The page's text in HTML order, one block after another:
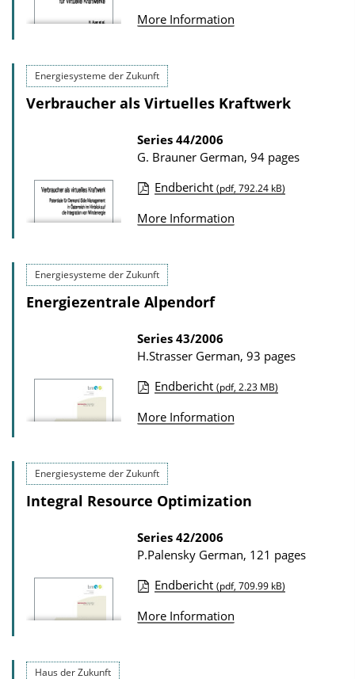
D
w
n
o
a
d
u
l
i
a
t
i
n
o
w
l
o
a
s
More Information
Energiesysteme der Zukunft
Verbraucher als Virtuelles Kraftwerk
Series 44/2006
G. Brauner German, 94 pages
u
l
i
a
t
i
n
o
w
l
o
a
s
Endbericht (pdf, 792.24 kB)
More Information
Energiesysteme der Zukunft
Energiezentrale Alpendorf
Series 43/2006
H.Strasser German, 93 pages
u
l
i
a
t
i
n
Endbericht (pdf, 2.23 MB)
More Information
Energiesysteme der Zukunft
Integral Resource Optimization
Series 42/2006
P.Palensky German, 121 pages
u
Endbericht (pdf, 709.99 kB)
More Information
Haus der Zukunft